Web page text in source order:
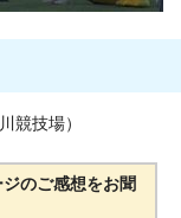
競技場）
のご感想をお聞